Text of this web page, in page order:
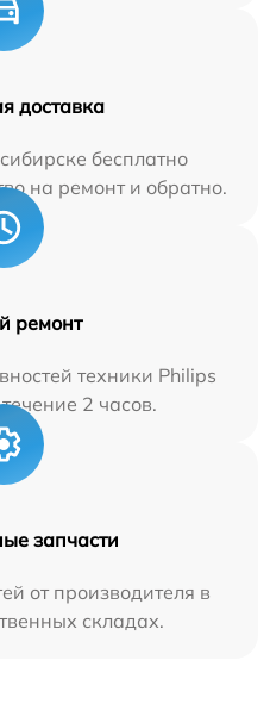
доставка
бесплатно
на ремонт и обратно.
ремонт
техники Philips
2 часов.
запчасти
от производителя в
складах.